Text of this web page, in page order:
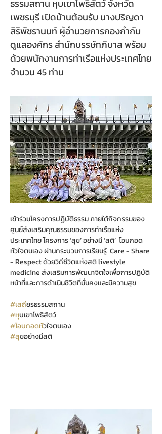
ธรรมสถาน หุบเขาโพธิสัตว์ จังหวัด
เพชรบุรี เปิดบ้านต้อนรับ นางปริญดา
สิริพัชรานนท์ ผู้อำนวยการกองกำกับ
ดูแลองค์กร สำนักบรรษัทภิบาล พร้อม
ด้วยพนักงานการท่าเรือแห่งประเทศไทย
จำนวน 45 ท่าน
เข้าร่วมโครงการปฏิบัติธรรม ภายใต้กิจกรรมของ
ศูนย์ส่งเสริมคุณธรรมของการท่าเรือแห่ง
ประเทศไทย โครงการ ‘สุข’ อย่างมี ‘สติ’  โอบกอด
หัวใจตนเอง ผ่านกระบวนการเรียนรู้  Care - Share
- Respect ด้วยวิถีชีวิตแห่งสติ livestyle
medicine ส่งเสริมการพัฒนาจิตใจเพื่อการปฏิบัติ
หน้าที่และการดำเนินชีวิตที่มั่นคงและมีความสุข
#เสถียรธรรมสถาน
#หุบเขาโพธิสัตว์
#โอบกอดหัวใจตนเอง
#สุขอย่างมีสติ